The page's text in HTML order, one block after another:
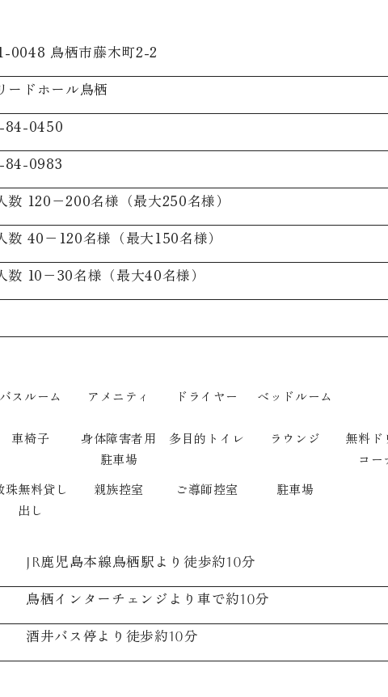
0048 鳥栖市藤木町2-2
ードホール鳥栖
84-0450
84-0983
数 120−200名様（最大250名様）
数 40−120名様（最大150名様）
数 10−30名様（最大40名様）
バスルーム アメニティ ドライヤー
ベッドルーム
車椅子
身体障害者用
駐車場
多目的トイレ ラウンジ
無料ド
コー
珠無料貸し
出し
親族控室 ご導師控室 駐車場
JR鹿児島本線鳥栖駅より徒歩約10分
鳥栖インターチェンジより車で約10分
酒井バス停より徒歩約10分